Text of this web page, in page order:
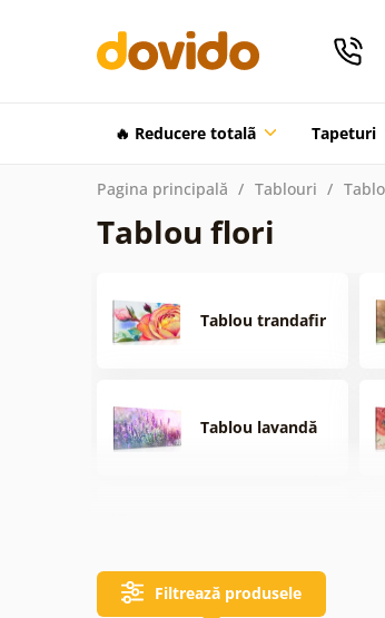
🔥 Reducere totalã Tapeturi
Pagina principală Tablouri
Tablou flori
Tablou trandafir
Tablou lavandă
Filtrează produsele